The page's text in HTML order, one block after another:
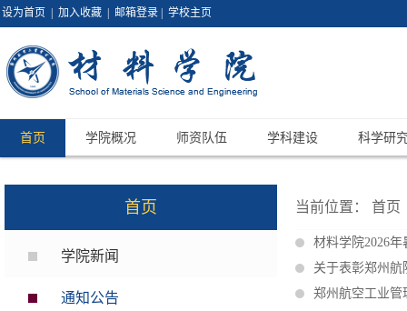
设为首页 加入收藏 邮箱登录 学校主页
首页 学院概况 师资队伍 学科建设 科学研
首页
学院新闻
通知公告
当前位置： 首页
材料学院2026
关于表彰郑州
郑州航空工业管